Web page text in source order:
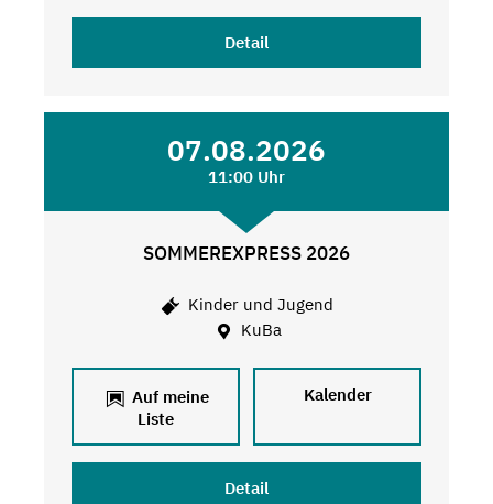
Detail
07.08.2026
11:00 Uhr
SOMMEREXPRESS 2026
Kinder und Jugend
KuBa
Auf meine
Liste
Kalender
Detail